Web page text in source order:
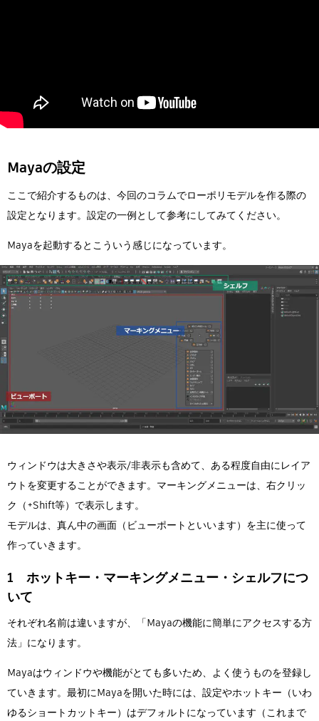
Mayaの設定
ここで紹介するものは、今回のコラムでローポリモデルを作る際の
設定となります。設定の一例として参考にしてみてください。
Mayaを起動するとこういう感じになっています。
ウィンドウは大きさや表示/非表示も含めて、ある程度自由にレイア
ウトを変更することができます。マーキングメニューは、右クリッ
ク（+Shift等）で表示します。
モデルは、真ん中の画面（ビューポートといいます）を主に使って
作っていきます。
1 ホットキー・マーキングメニュー・シェルフにつ
いて
それぞれ名前は違いますが、「Mayaの機能に簡単にアクセスする方
法」になります。
Mayaはウィンドウや機能がとても多いため、よく使うものを登録し
ていきます。最初にMayaを開いた時には、設定やホットキー（いわ
ゆるショートカットキー）はデフォルトになっています（これまで